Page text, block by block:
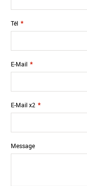
Tél *
E-Mail *
E-Mail x2 *
Message